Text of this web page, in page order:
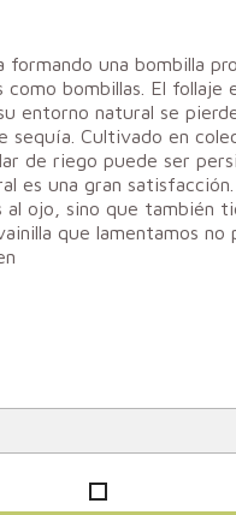
formando una bombilla
como bombillas. El follaje
entorno natural se
sequía. Cultivado en
de riego puede ser
es una gran
al ojo, sino que también
que lamentamos no